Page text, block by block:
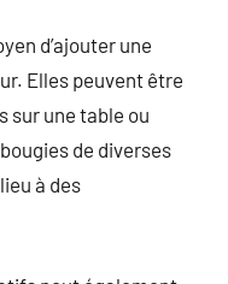
d’ajouter une
Elles peuvent être
sur une table ou
de diverses
à des